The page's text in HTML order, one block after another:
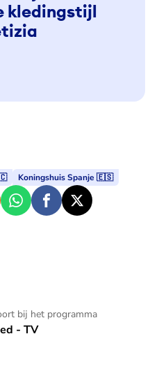
kledingstijl
Koningshuis Spanje 🇪🇸
bij het programma
- TV